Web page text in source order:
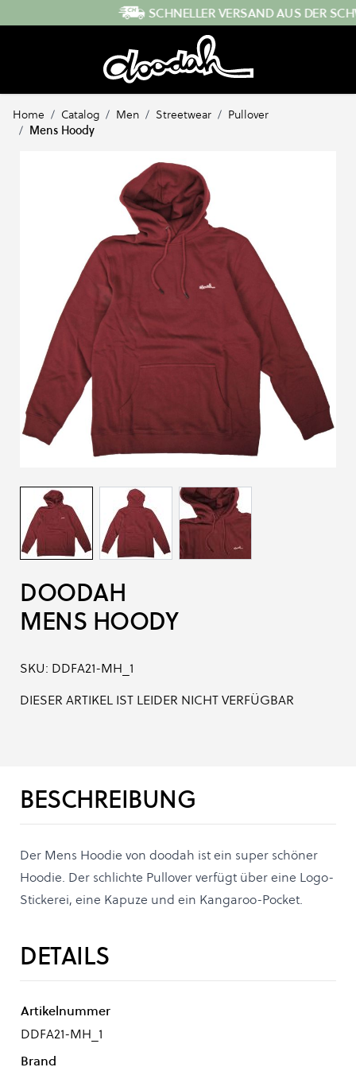
SCHNELLER VERSAND AUS DER SCHWEIZ
Home / Catalog / Men / Streetwear / Pullover
/ Mens Hoody
DOODAH
MENS HOODY
SKU: DDFA21-MH_1
DIESER ARTIKEL IST LEIDER NICHT VERFÜGBAR
BESCHREIBUNG
Der Mens Hoodie von doodah ist ein super schöner
Hoodie. Der schlichte Pullover verfügt über eine Logo-
Stickerei, eine Kapuze und ein Kangaroo-Pocket.
DETAILS
Artikelnummer
DDFA21-MH_1
Brand